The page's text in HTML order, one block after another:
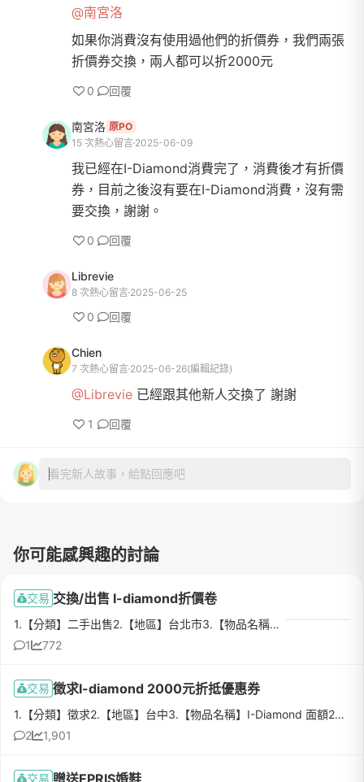
@南宮洛
如果你消費沒有使用過他們的折價券，我們兩張
折價券交換，兩人都可以折2000元
0 回覆
南宮洛 原PO
15 次熱心留言 2025-06-09
我已經在I-Diamond消費完了，消費後才有折價
券，目前之後沒有要在I-Diamond消費，沒有需
要交換，謝謝。
0 回覆
Librevie
8 次熱心留言 2025-06-25
0 回覆
Chien
7 次熱心留言 2025-06-26(編輯記錄)
@Librevie 已經跟其他新人交換了 謝謝
1 回覆
看完新人故事，給點回應吧
你可能感興趣的討論
交易 交換/出售 I-diamond折價卷
1.【分類】二手出售2.【地區】台北市3.【物品名稱】I-diamond 2000元折價券4.【數量】15.【物品狀態】剛拿到，希望可以互換，如要購買也可1000元出售6.【介紹】I-diamond折價卷7.【價格】10008.【交易方式】皆可9.【...
1
772
交易 徵求I-diamond 2000元折抵優惠券
1.【分類】徵求2.【地區】台中3.【物品名稱】I-Diamond 面額2000元折價券4.【數量】1張5.【物品狀態】效期內(已取得）6.【介紹】折價券面額$2000 乙張7.【價格】交換折價卷或1000元售出8.【交易方式】Line詳談9.【聯...
2
1,901
交易